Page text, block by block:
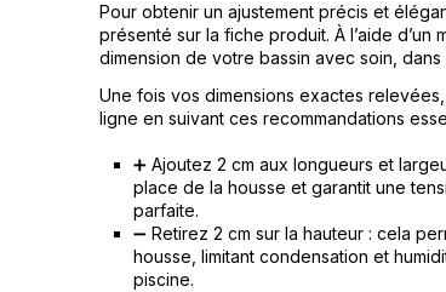
Pour obtenir un ajustement précis et
présenté sur la fiche produit. À l’aide
dimension de votre bassin avec soin,
Une fois vos dimensions exactes
ligne en suivant ces recommandations
➕ Ajoutez 2 cm aux longueurs et
place de la housse et garantit une
parfaite.
➖ Retirez 2 cm sur la hauteur : cela
housse, limitant condensation et
piscine.